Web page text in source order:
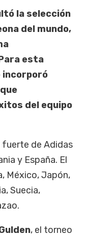
la selección
del mundo,
esta
incorporó
del equipo
fuerte de Adidas
y España. El
México, Japón,
Suecia,
, el torneo